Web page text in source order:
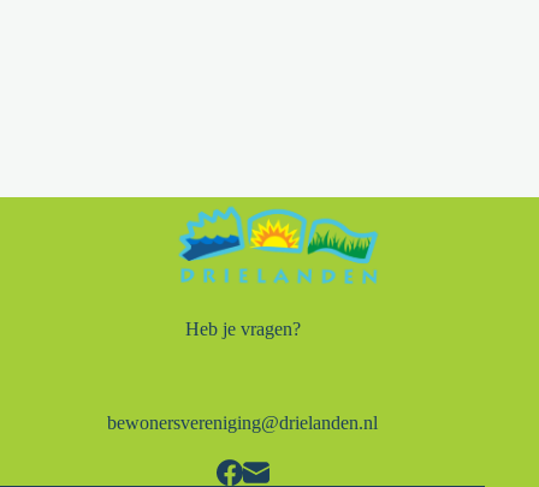
Heb je vragen?
bewonersvereniging@drielanden.nl